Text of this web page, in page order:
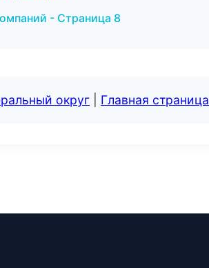
- Страница 8
округ Главная страница